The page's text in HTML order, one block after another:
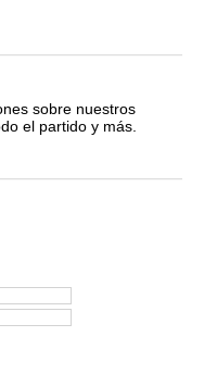
sobre nuestros
el partido y más.